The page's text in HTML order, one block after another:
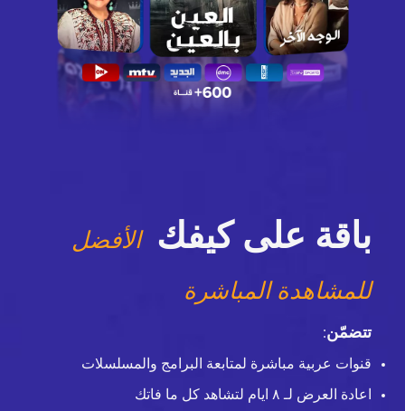
باقة على كيفك الأفضل
للمشاهدة المباشرة
تتضمّن:
قنوات عربية مباشرة لمتابعة البرامج والمسلسلات
اعادة العرض لـ ٨ ايام لتشاهد كل ما فاتك